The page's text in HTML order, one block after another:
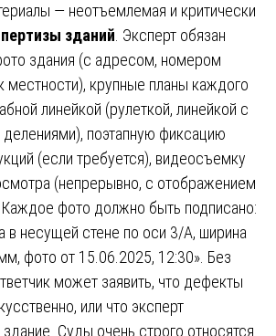
— неотъемлемая и критически
зданий. Эксперт обязан
здания (с адресом, номером
местности), крупные планы каждого
линейкой (рулеткой, линейкой с
поэтапную фиксацию
(если требуется), видеосъемку
(непрерывно, с отображением
фото должно быть подписано:
в несущей стене по оси 3/А, ширина
фото от 15.06.2025, 12:30». Без
может заявить, что дефекты
или что эксперт
Суды очень строго относятся